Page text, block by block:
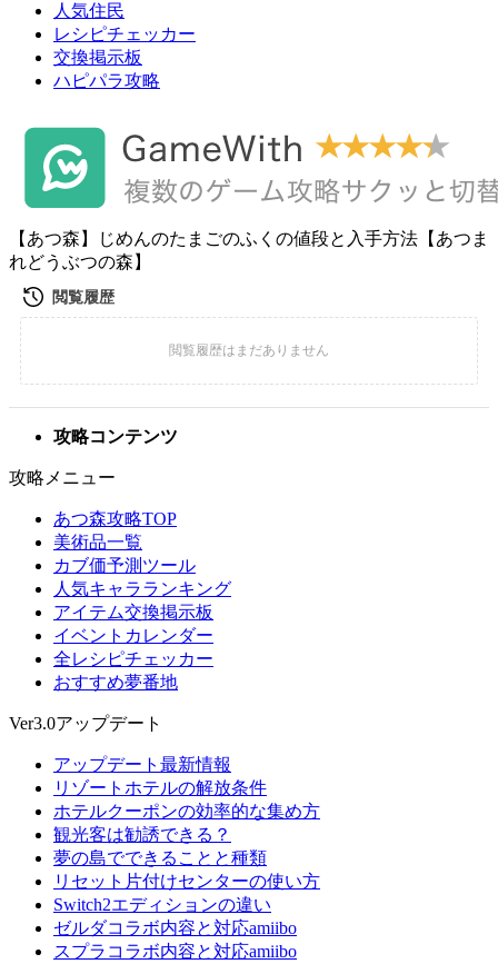
人気住民
レシピチェッカー
交換掲示板
ハピパラ攻略
【あつ森】じめんのたまごのふくの値段と入手方法【あつま
れどうぶつの森】
攻略コンテンツ
攻略メニュー
あつ森攻略TOP
美術品一覧
カブ価予測ツール
人気キャラランキング
アイテム交換掲示板
イベントカレンダー
全レシピチェッカー
おすすめ夢番地
Ver3.0アップデート
アップデート最新情報
リゾートホテルの解放条件
ホテルクーポンの効率的な集め方
観光客は勧誘できる？
夢の島でできることと種類
リセット片付けセンターの使い方
Switch2エディションの違い
ゼルダコラボ内容と対応amiibo
スプラコラボ内容と対応amiibo